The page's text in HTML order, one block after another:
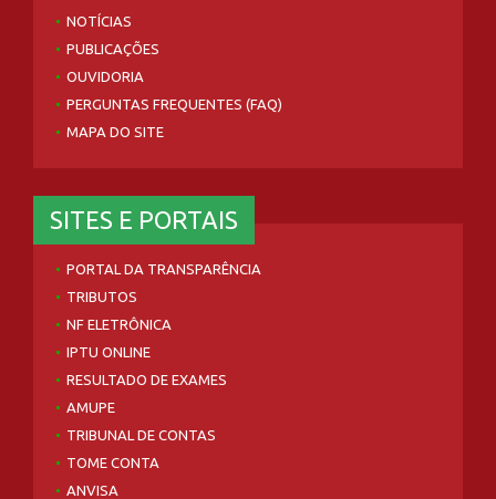
NOTÍCIAS
PUBLICAÇÕES
OUVIDORIA
PERGUNTAS FREQUENTES (FAQ)
MAPA DO SITE
SITES E PORTAIS
PORTAL DA TRANSPARÊNCIA
TRIBUTOS
NF ELETRÔNICA
IPTU ONLINE
RESULTADO DE EXAMES
AMUPE
TRIBUNAL DE CONTAS
TOME CONTA
ANVISA